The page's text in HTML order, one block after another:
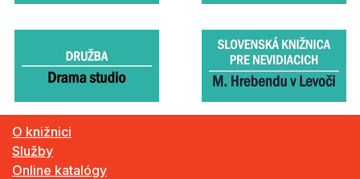
O knižnici
Služby
Online katalógy